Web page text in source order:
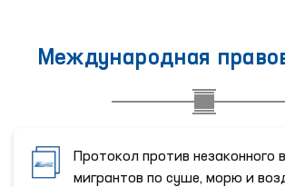
Международная
Протокол против незаконного
мигрантов по суше, морю и